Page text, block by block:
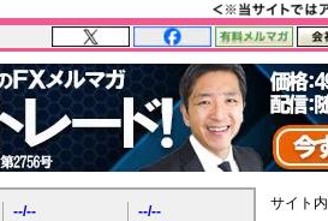
--/--
--/--
サイト